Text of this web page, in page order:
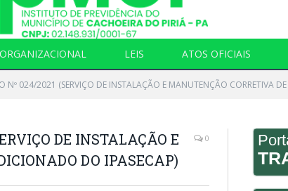
LEIS ATOS OFICIAIS
Nº 024/2021 (SERVIÇO DE INSTALAÇÃO E MANUTENÇÃO CORRETIVA
DE INSTALAÇÃO E
DO IPASECAP)
0